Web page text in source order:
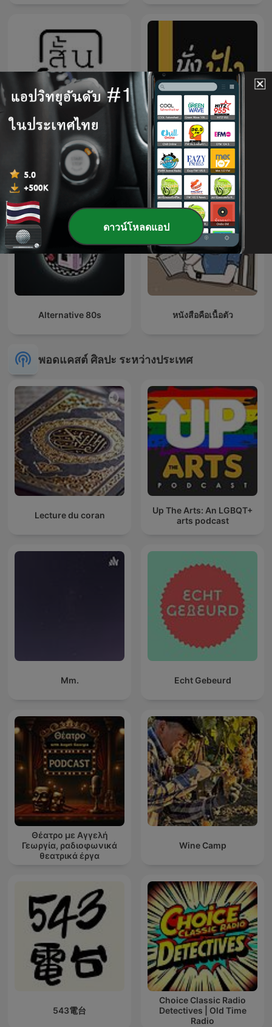
สั้น story นั่งฟัง นอนฟัง
Alternative 80s หนังสือคือเนื้อตัว
พอดแคสต์ ศิลปะ ระหว่างประเทศ
Lecture du coran
Up The Arts: An LGBQT+
arts podcast
Mm. Echt Gebeurd
Θέατρο με Αγγελή
Γεωργία, ραδιοφωνικά
θεατρικά έργα
Wine Camp
543電台
Choice Classic Radio
Detectives | Old Time
Radio
ดาวน์โหลดแอป